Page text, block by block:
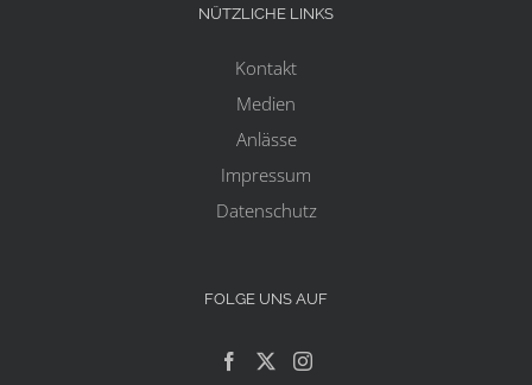
NÜTZLICHE LINKS
Kontakt
Medien
Anlässe
Impressum
Datenschutz
FOLGE UNS AUF